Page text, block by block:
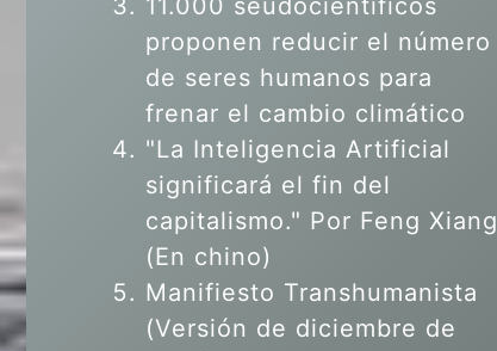
11.000 seudocientíficos
proponen reducir el número
de seres humanos para
frenar el cambio climático
"La Inteligencia Artificial
significará el fin del
capitalismo." Por Feng Xiang
(En chino)
Manifiesto Transhumanista
(Versión de diciembre de